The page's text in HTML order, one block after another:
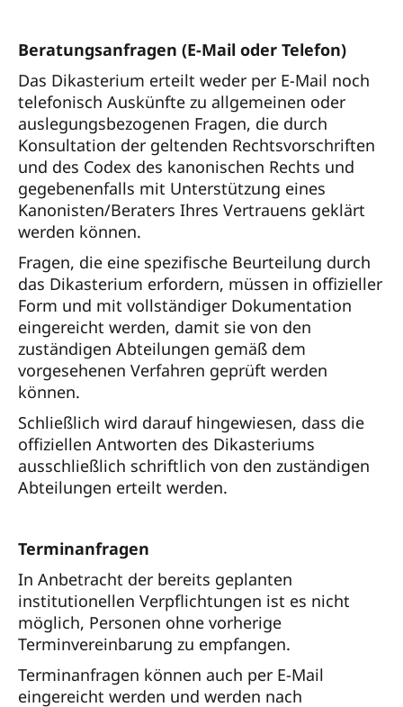
Beratungsanfragen (E-Mail oder Telefon)
Das Dikasterium erteilt weder per E-Mail noch
telefonisch Auskünfte zu allgemeinen oder
auslegungsbezogenen Fragen, die durch
Konsultation der geltenden Rechtsvorschriften
und des Codex des kanonischen Rechts und
gegebenenfalls mit Unterstützung eines
Kanonisten/Beraters Ihres Vertrauens geklärt
werden können.
Fragen, die eine spezifische Beurteilung durch
das Dikasterium erfordern, müssen in offizieller
Form und mit vollständiger Dokumentation
eingereicht werden, damit sie von den
zuständigen Abteilungen gemäß dem
vorgesehenen Verfahren geprüft werden
können.
Schließlich wird darauf hingewiesen, dass die
offiziellen Antworten des Dikasteriums
ausschließlich schriftlich von den zuständigen
Abteilungen erteilt werden.
Terminanfragen
In Anbetracht der bereits geplanten
institutionellen Verpflichtungen ist es nicht
möglich, Personen ohne vorherige
Terminvereinbarung zu empfangen.
Terminanfragen können auch per E-Mail
eingereicht werden und werden nach